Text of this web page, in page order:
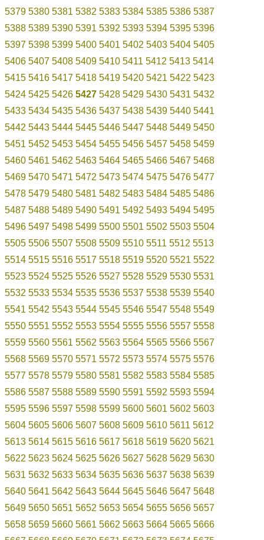
5379 5380 5381 5382 5383 5384 5385 5386 5387
5388 5389 5390 5391 5392 5393 5394 5395 5396
5397 5398 5399 5400 5401 5402 5403 5404 5405
5406 5407 5408 5409 5410 5411 5412 5413 5414
5415 5416 5417 5418 5419 5420 5421 5422 5423
5424 5425 5426 5427 5428 5429 5430 5431 5432
5433 5434 5435 5436 5437 5438 5439 5440 5441
5442 5443 5444 5445 5446 5447 5448 5449 5450
5451 5452 5453 5454 5455 5456 5457 5458 5459
5460 5461 5462 5463 5464 5465 5466 5467 5468
5469 5470 5471 5472 5473 5474 5475 5476 5477
5478 5479 5480 5481 5482 5483 5484 5485 5486
5487 5488 5489 5490 5491 5492 5493 5494 5495
5496 5497 5498 5499 5500 5501 5502 5503 5504
5505 5506 5507 5508 5509 5510 5511 5512 5513
5514 5515 5516 5517 5518 5519 5520 5521 5522
5523 5524 5525 5526 5527 5528 5529 5530 5531
5532 5533 5534 5535 5536 5537 5538 5539 5540
5541 5542 5543 5544 5545 5546 5547 5548 5549
5550 5551 5552 5553 5554 5555 5556 5557 5558
5559 5560 5561 5562 5563 5564 5565 5566 5567
5568 5569 5570 5571 5572 5573 5574 5575 5576
5577 5578 5579 5580 5581 5582 5583 5584 5585
5586 5587 5588 5589 5590 5591 5592 5593 5594
5595 5596 5597 5598 5599 5600 5601 5602 5603
5604 5605 5606 5607 5608 5609 5610 5611 5612
5613 5614 5615 5616 5617 5618 5619 5620 5621
5622 5623 5624 5625 5626 5627 5628 5629 5630
5631 5632 5633 5634 5635 5636 5637 5638 5639
5640 5641 5642 5643 5644 5645 5646 5647 5648
5649 5650 5651 5652 5653 5654 5655 5656 5657
5658 5659 5660 5661 5662 5663 5664 5665 5666